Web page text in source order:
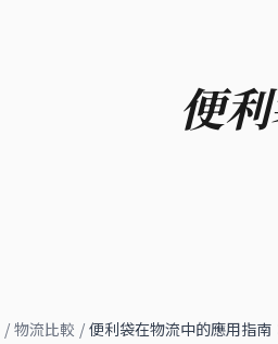
便
/ 物流比較 / 便利袋在物流中的應用指